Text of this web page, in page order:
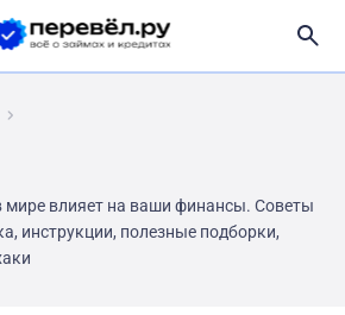
мире влияет на ваши финансы. Советы
инструкции, полезные подборки,